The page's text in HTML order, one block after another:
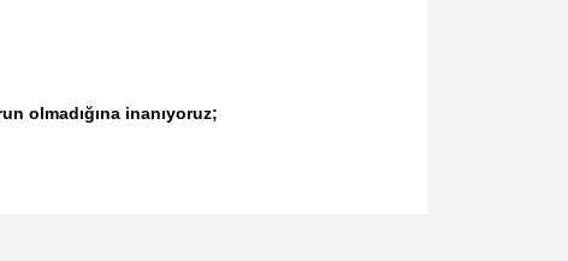
olmadığına inanıyoruz;